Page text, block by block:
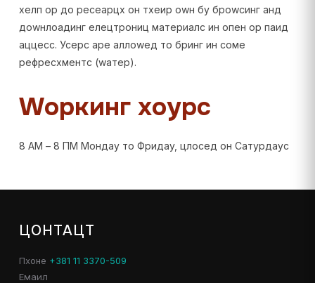
хелп ор до ресеарцх он тхеир оwн бy броwсинг анд
доwнлоадинг елецтрониц материалс ин опен ор паид
аццесс. Усерс аре аллоwед то бринг ин соме
рефресхментс (wатер).
Wоркинг хоурс
8 АМ – 8 ПМ Мондаy то Фридаy, цлосед он Сатурдаyс
ЦОНТАЦТ
Пхоне +381 11 3370-509
Емаил